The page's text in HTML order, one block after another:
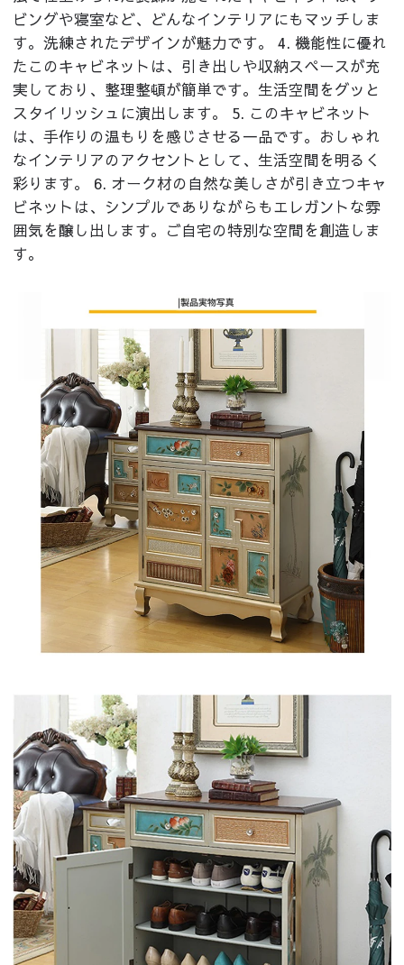
ビングや寝室など、どんなインテリアにもマッチしま
す。洗練されたデザインが魅力です。 4. 機能性に優れ
たこのキャビネットは、引き出しや収納スペースが充
実しており、整理整頓が簡単です。生活空間をグッと
スタイリッシュに演出します。 5. このキャビネット
は、手作りの温もりを感じさせる一品です。おしゃれ
なインテリアのアクセントとして、生活空間を明るく
彩ります。 6. オーク材の自然な美しさが引き立つキャ
ビネットは、シンプルでありながらもエレガントな雰
囲気を醸し出します。ご自宅の特別な空間を創造しま
す。